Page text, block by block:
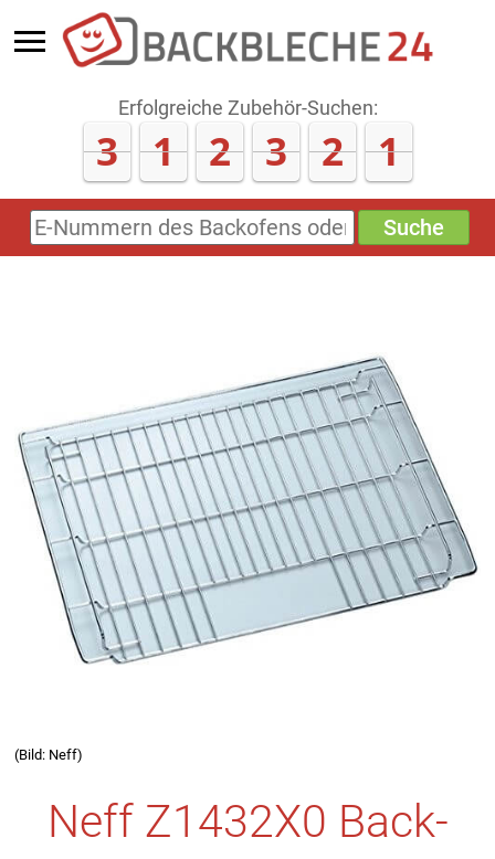
Erfolgreiche Zubehör-Suchen:
3 1 2 3 2 1
E-
Nummern
Suche
(Bild: Neff)
Neff Z1432X0 Back-